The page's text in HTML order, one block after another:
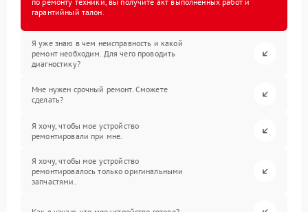
гарантийный талон.
Я уже знаю в чем неисправность и какой
ремонт необходим. Для чего проводить
диагностику?
Мне нужен срочный ремонт. Сможете
сделать?
Я хочу, чтобы мое устройство
ремонтировали при мне.
Я хочу, чтобы мое устройство
ремонтировалось только оригинальными
запчастями.